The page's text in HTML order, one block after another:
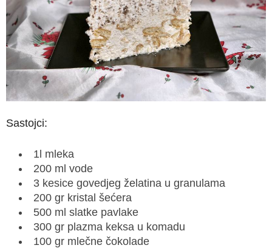
Sastojci:
1l mleka
200 ml vode
3 kesice govedjeg želatina u granulama
200 gr kristal šećera
500 ml slatke pavlake
300 gr plazma keksa u komadu
100 gr mlečne čokolade